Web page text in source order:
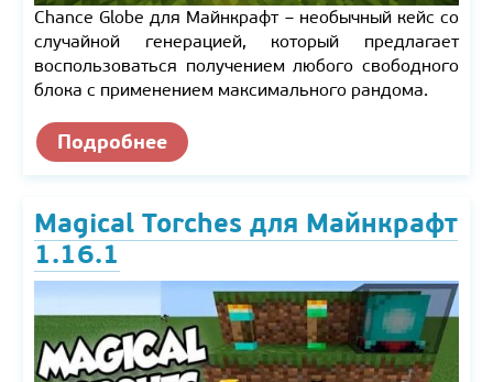
Chance Globe для Майнкрафт – необычный кейс со
случайной генерацией, который предлагает
воспользоваться получением любого свободного
блока с применением максимального рандома.
Подробнее
Magical Torches для Майнкрафт
1.16.1